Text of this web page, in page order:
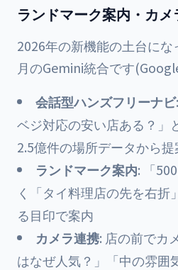
ランドマーク案内・カメ
2026年の新機能の土台に
月のGemini統合です
会話型ハンズフリーナビ
ベジ対応の安い店ある？」
2.5億件の場所データから提
ランドマーク案内: 「
く「タイ料理店の先を右折
る目印で案内
カメラ連携: 店の前でカ
はなぜ人気？」「中の雰囲